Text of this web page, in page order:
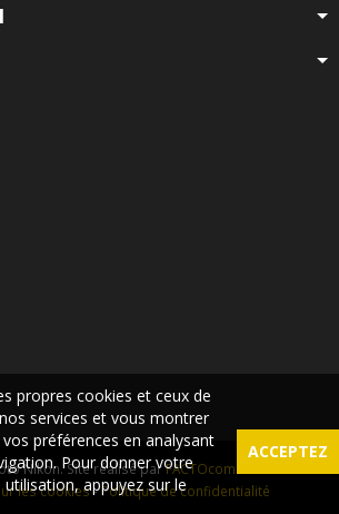
Nikon. Site réalisé parFACTOcom
les cookies-Politique de confidentialité
propres cookies et ceux de
services et vous montrer
préférences en analysant
Pour donner votre
appuyez sur le
ACCEPTEZ